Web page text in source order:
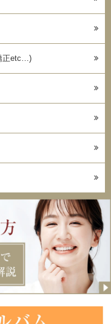
正etc…)